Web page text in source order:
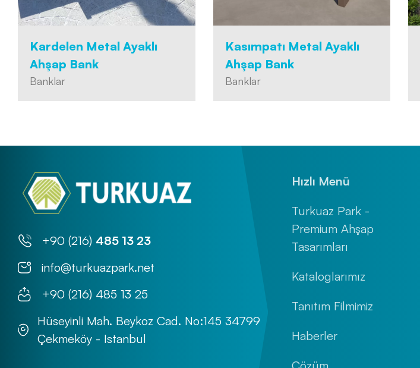
Kardelen Metal Ayaklı
Ahşap Bank
Banklar
Kasımpatı Metal Ayaklı
Ahşap Bank
Banklar
+90 (216) 485 13 23
info@turkuazpark.net
+90 (216) 485 13 25
Hüseyinli Mah. Beykoz Cad. No:145 34799
Çekmeköy - Istanbul
Hızlı Menü
Turkuaz Park -
Premium Ahşap
Tasarımları
Kataloglarımız
Tanıtım Filmimiz
Haberler